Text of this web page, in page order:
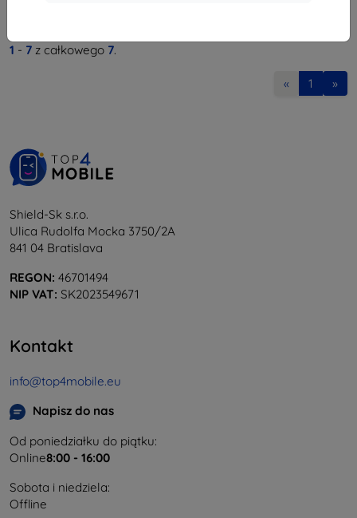
1 - 7 z całkowego 7.
« 1 »
Shield-Sk s.r.o.
Ulica Rudolfa Mocka 3750/2A
841 04 Bratislava
REGON: 46701494
NIP VAT: SK2023549671
Kontakt
info@top4mobile.eu
Napisz do nas
Od poniedziałku do piątku:
Online8:00 - 16:00
Sobota i niedziela:
Offline